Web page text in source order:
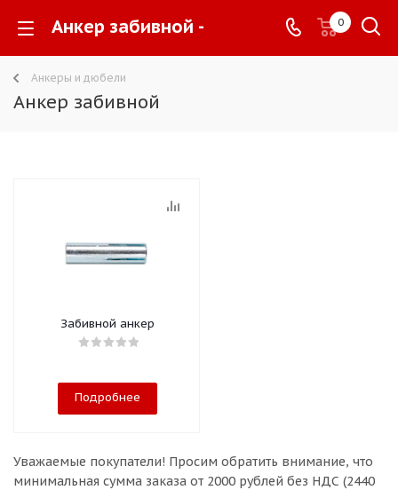
Анкер забивной - 0
Анкеры и дюбели
Анкер забивной
Забивной анкер
Подробнее
Уважаемые покупатели! Просим обратить внимание, что
минимальная сумма заказа от 2000 рублей без НДС (2440